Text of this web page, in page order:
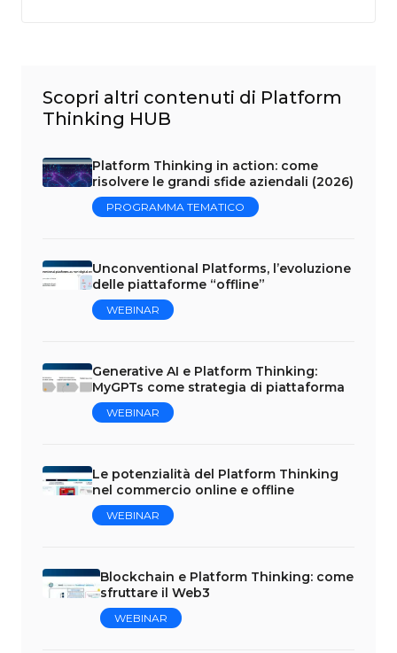
Scopri altri contenuti di Platform
Thinking HUB
Platform Thinking in action: come
risolvere le grandi sfide aziendali (2026)
PROGRAMMA TEMATICO
Unconventional Platforms, l’evoluzione
delle piattaforme “offline”
WEBINAR
Generative AI e Platform Thinking:
MyGPTs come strategia di piattaforma
WEBINAR
Le potenzialità del Platform Thinking
nel commercio online e offline
WEBINAR
Blockchain e Platform Thinking: come
sfruttare il Web3
WEBINAR